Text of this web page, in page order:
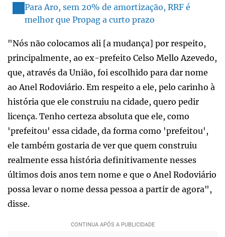
Para Aro, sem 20% de amortização, RRF é
melhor que Propag a curto prazo
"Nós não colocamos ali [a mudança] por respeito,
principalmente, ao ex-prefeito Celso Mello Azevedo,
que, através da União, foi escolhido para dar nome
ao Anel Rodoviário. Em respeito a ele, pelo carinho à
história que ele construiu na cidade, quero pedir
licença. Tenho certeza absoluta que ele, como
'prefeitou' essa cidade, da forma como 'prefeitou',
ele também gostaria de ver que quem construiu
realmente essa história definitivamente nesses
últimos dois anos tem nome e que o Anel Rodoviário
possa levar o nome dessa pessoa a partir de agora",
disse.